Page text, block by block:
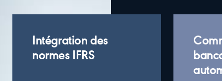
Intégration des
normes IFRS